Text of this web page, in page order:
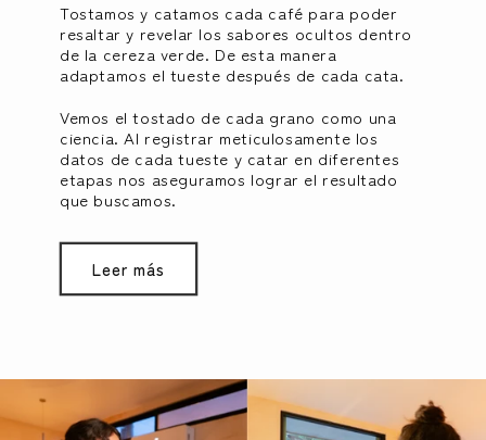
Tostamos y catamos cada café para poder
resaltar y revelar los sabores ocultos dentro
de la cereza verde. De esta manera
adaptamos el tueste después de cada cata.
Vemos el tostado de cada grano como una
ciencia. Al registrar meticulosamente los
datos de cada tueste y catar en diferentes
etapas nos aseguramos lograr el resultado
que buscamos.
Leer más